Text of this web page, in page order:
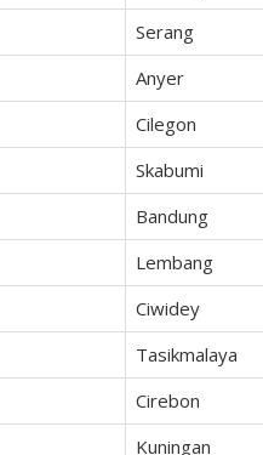
Serang
Anyer
Cilegon
Skabumi
Bandung
Lembang
Ciwidey
Tasikmalaya
Cirebon
Kuningan